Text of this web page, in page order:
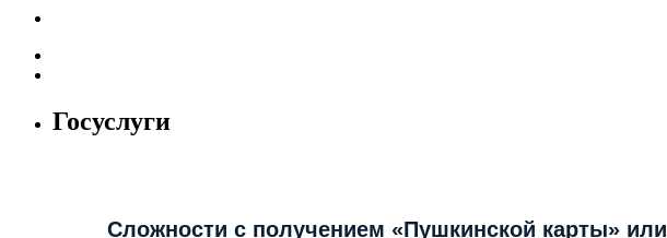
Госуслуги
Сложности с получением «Пушкинской карты» или